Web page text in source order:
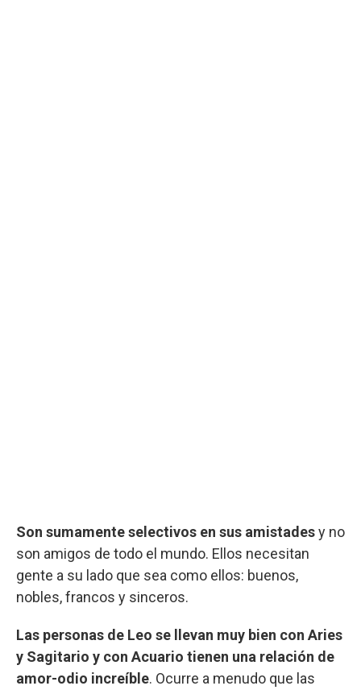
Son sumamente selectivos en sus amistadesy no
son amigos de todo el mundo. Ellos necesitan
gente a su lado que sea como ellos: buenos,
nobles, francos y sinceros.
Las personas de Leo se llevan muy bien con Aries
y Sagitario y con Acuario tienen una relación de
amor-odio increíble. Ocurre a menudo que las